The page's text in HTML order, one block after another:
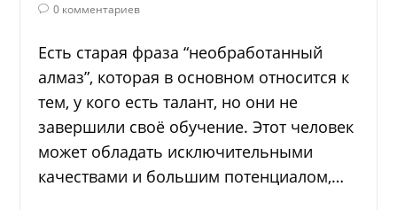
0 комментариев
Есть старая фраза “необработанный
алмаз”, которая в основном относится к
тем, у кого есть талант, но они не
завершили своё обучение. Этот человек
может обладать исключительными
качествами и большим потенциалом,…